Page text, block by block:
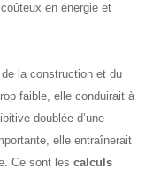
coûteux en énergie et
la construction et du
faible, elle conduirait à
doublée d’une
elle entraînerait
Ce sont les calculs